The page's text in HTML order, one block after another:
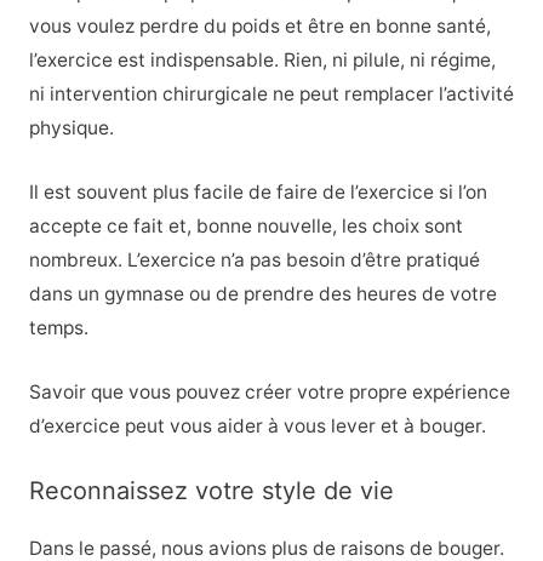
vous voulez perdre du poids et être en bonne santé,
l’exercice est indispensable. Rien, ni pilule, ni régime,
ni intervention chirurgicale ne peut remplacer l’activité
physique.
Il est souvent plus facile de faire de l’exercice si l’on
accepte ce fait et, bonne nouvelle, les choix sont
nombreux. L’exercice n’a pas besoin d’être pratiqué
dans un gymnase ou de prendre des heures de votre
temps.
Savoir que vous pouvez créer votre propre expérience
d’exercice peut vous aider à vous lever et à bouger.
Reconnaissez votre style de vie
Dans le passé, nous avions plus de raisons de bouger.